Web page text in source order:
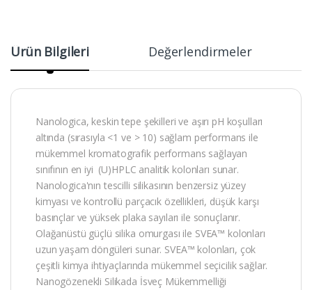
Ürün Bilgileri Değerlendirmeler
Nanologica, keskin tepe şekilleri ve aşırı pH koşulları
altında (sırasıyla <1 ve > 10) sağlam performans ile
mükemmel kromatografik performans sağlayan
sınıfının en iyi (U)HPLC analitik kolonları sunar.
Nanologica'nın tescilli silikasının benzersiz yüzey
kimyası ve kontrollü parçacık özellikleri, düşük karşı
basınçlar ve yüksek plaka sayıları ile sonuçlanır.
Olağanüstü güçlü silika omurgası ile SVEA™ kolonları
uzun yaşam döngüleri sunar. SVEA™ kolonları, çok
çeşitli kimya ihtiyaçlarında mükemmel seçicilik sağlar.
Nanogözenekli Silikada İsveç Mükemmelliği